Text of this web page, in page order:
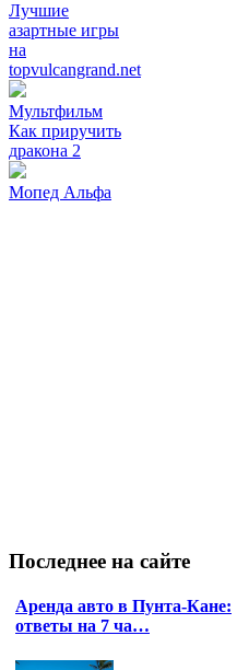
Лучшие
азартные игры
на
topvulcangrand.net
Мультфильм
Как приручить
дракона 2
Мопед Альфа
Последнее на сайте
Аренда авто в Пунта-Кане:
ответы на 7 ча…